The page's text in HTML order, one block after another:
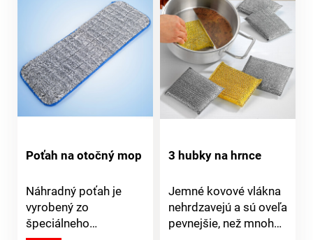
okamžité použitie. Bez
zápachu. Súpr. 2 ks.
Poťah na otočný mop
Náhradný poťah je
vyrobený zo
špeciálneho
3 hubky na hrnce
Jemné kovové vlákna
nehrdzavejú a sú oveľa
pevnejšie, než mnoho